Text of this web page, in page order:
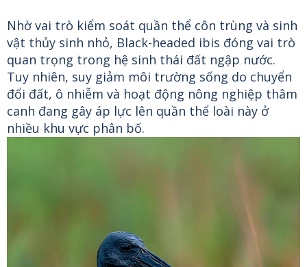
Nhờ vai trò kiểm soát quần thể côn trùng và sinh
vật thủy sinh nhỏ, Black-headed ibis đóng vai trò
quan trọng trong hệ sinh thái đất ngập nước.
Tuy nhiên, suy giảm môi trường sống do chuyển
đổi đất, ô nhiễm và hoạt động nông nghiệp thâm
canh đang gây áp lực lên quần thể loài này ở
nhiều khu vực phân bố.